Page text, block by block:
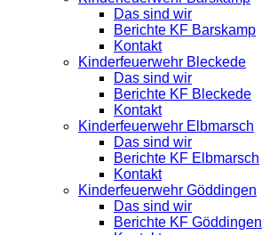
Das sind wir
Berichte KF Barskamp
Kontakt
Kinderfeuerwehr Bleckede
Das sind wir
Berichte KF Bleckede
Kontakt
Kinderfeuerwehr Elbmarsch
Das sind wir
Berichte KF Elbmarsch
Kontakt
Kinderfeuerwehr Göddingen
Das sind wir
Berichte KF Göddingen